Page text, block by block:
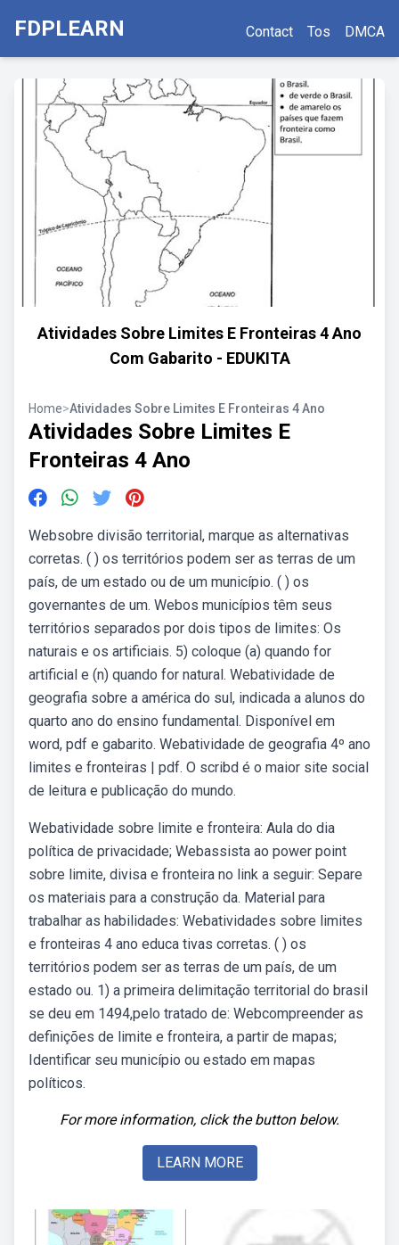
FDPLEARN Contact Tos DMCA
Atividades Sobre Limites E Fronteiras 4 Ano
Com Gabarito - EDUKITA
Home>Atividades Sobre Limites E Fronteiras 4 Ano
Atividades Sobre Limites E
Fronteiras 4 Ano
Websobre divisão territorial, marque as alternativas
corretas. ( ) os territórios podem ser as terras de um
país, de um estado ou de um município. ( ) os
governantes de um. Webos municípios têm seus
territórios separados por dois tipos de limites: Os
naturais e os artificiais. 5) coloque (a) quando for
artificial e (n) quando for natural. Webatividade de
geografia sobre a américa do sul, indicada a alunos do
quarto ano do ensino fundamental. Disponível em
word, pdf e gabarito. Webatividade de geografia 4º ano
limites e fronteiras | pdf. O scribd é o maior site social
de leitura e publicação do mundo.
Webatividade sobre limite e fronteira: Aula do dia
política de privacidade; Webassista ao power point
sobre limite, divisa e fronteira no link a seguir: Separe
os materiais para a construção da. Material para
trabalhar as habilidades: Webatividades sobre limites
e fronteiras 4 ano educa tivas corretas. ( ) os
territórios podem ser as terras de um país, de um
estado ou. 1) a primeira delimitação territorial do brasil
se deu em 1494,pelo tratado de: Webcompreender as
definições de limite e fronteira, a partir de mapas;
Identificar seu município ou estado em mapas
políticos.
For more information, click the button below.
LEARN MORE